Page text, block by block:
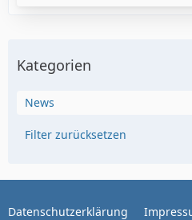
Kategorien
News
Filter zurücksetzen
Datenschutzerklärung